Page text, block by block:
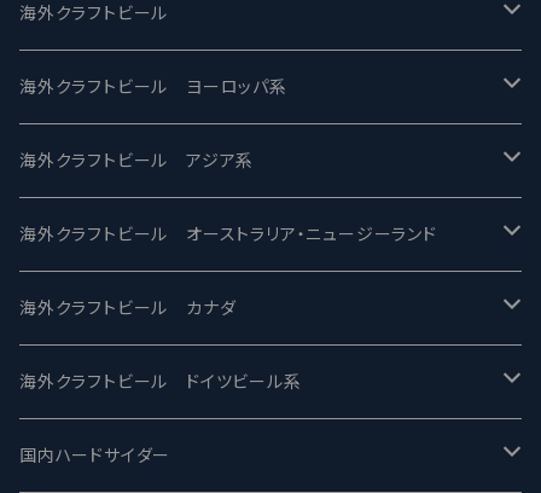
UCHU BREWING -うちゅうブルーイング
バテレ -VERTERE
2nd Story Ale Works -セカンドストーリー
ビアへるん - Beer Hearn
忽布古丹醸造 - HOP KOTAN
ワイマーケットブルーイング Y.Market Brewing
志賀高原ビール - SIGAKOGEN
海外クラフトビール
Modern Times モダンタイムズ
Maui マウイ
Toppling Goliath トップリンゴライアス
Fair State フェアステイト
Lagunitas ラグニタス
FirestoneWalker ファイアストーン
海外クラフトビール ヨーロッパ系
UnBarred -アンバード
SAIREN /サイレン
ワイルドチャイルド - Wilde Child
BrewDog Brewery - ブリュードッグ
The Flying Inn / ザ フライイング イン
海外クラフトビール アジア系
gweilo-鬼佬 グウァイロ
Heart Of Darkness - ハートオブダークネス
Carbon brews -カーボン
TAIHU - タイフー
海外クラフトビール オーストラリア・ニュージーランド
ROCKY RIDGE - ロッキーリッジ
BODRIGGY BREWING ボッドリッジー
CO-CONSPIRATORS コ・コンスピレーターズ
海外クラフトビール カナダ
Jackie O's ジャッキーオーズ
Westbrook ウェストブルック
海外クラフトビール ドイツビール系
Karmeliten カーメリテン
国内ハードサイダー